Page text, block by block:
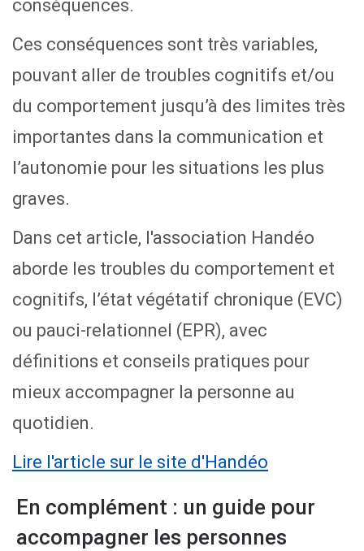
conséquences.
Ces conséquences sont très variables,
pouvant aller de troubles cognitifs et/ou
du comportement jusqu’à des limites très
importantes dans la communication et
l’autonomie pour les situations les plus
graves.
Dans cet article, l'association Handéo
aborde les troubles du comportement et
cognitifs, l’état végétatif chronique (EVC)
ou pauci-relationnel (EPR), avec
définitions et conseils pratiques pour
mieux accompagner la personne au
quotidien.
Lire l'article sur le site d'Handéo
En complément : un guide pour
accompagner les personnes